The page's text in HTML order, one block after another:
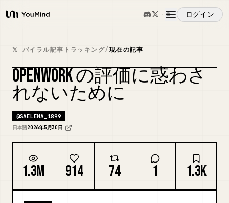
YouMind
ログイン
概要
ユースケース
スキル
プロンプト
料金
𝕏 バイラル記事トラッキング/現在の記事
OPENWORK の評価に惑わさ
れないために
@SAELEMA_1899
日本語2026年5月30日
1.3M 914 74 1 1.3K